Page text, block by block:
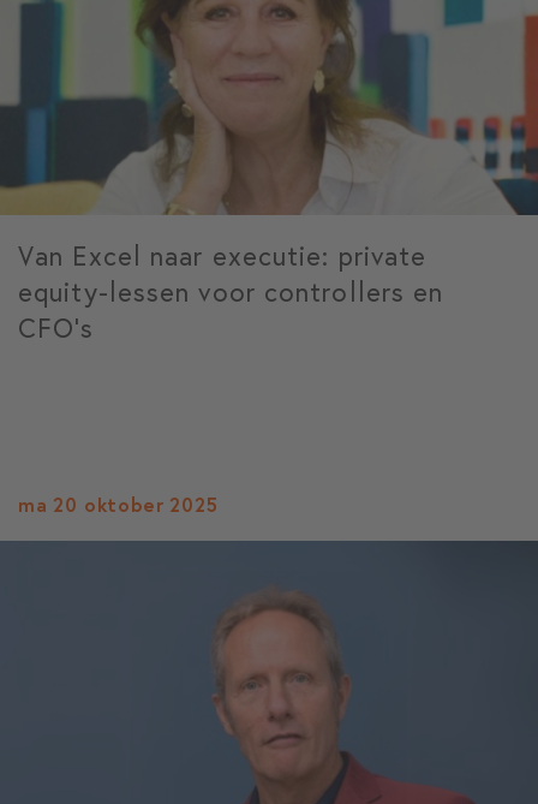
Van Excel naar executie: private
equity-lessen voor controllers en
CFO’s
ma 20 oktober 2025